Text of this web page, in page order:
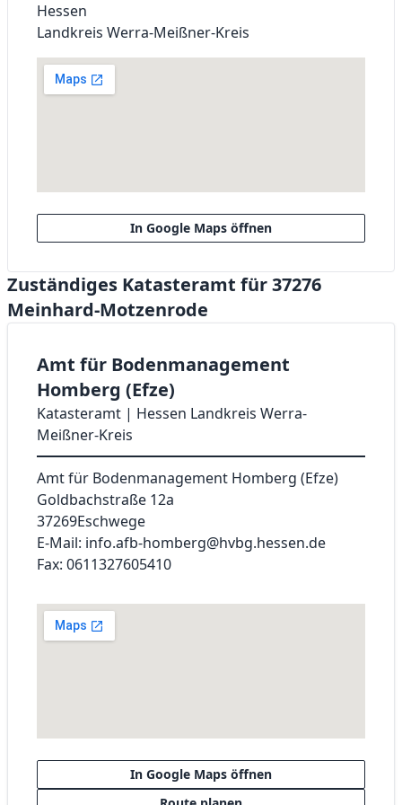
Hessen
Landkreis Werra-Meißner-Kreis
In Google Maps öffnen
Zuständiges Katasteramt für 37276
Meinhard-Motzenrode
Amt für Bodenmanagement
Homberg (Efze)
Katasteramt | Hessen Landkreis Werra-
Meißner-Kreis
Amt für Bodenmanagement Homberg (Efze)
Goldbachstraße 12a
37269Eschwege
E-Mail: info.afb-homberg@hvbg.hessen.de
Fax: 0611327605410
In Google Maps öffnen